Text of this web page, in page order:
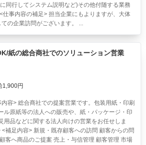
同行してシステム説明など)その他付随する業務
仕事内容の補足> 担当企業にもよりますが、大体
の企業訪問がございます。 ...
紙の総合商社でのソリューション営業
1,900円
内容> 総合商社での提案営業です。包装用紙・印刷
ル原紙等の法人への販売や、紙・パッケージ・印
用品などに関する法人向けの営業をお任せしま
補足内容> 新規・既存顧客への訪問 顧客からの問
客へ商品のご提案 売上・与信管理 顧客管理 市場